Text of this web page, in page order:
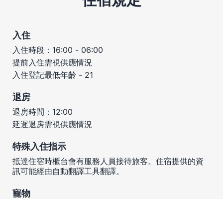
入住
入住時段：16:00 - 06:00
提前入住需視供應情況
入住登記最低年齡 - 21
退房
退房時間：12:00
延遲退房需視供應情況
特殊入住指示
抵達住宿時櫃台會有服務人員接待旅客。住宿提供的資
訊可能經由自動翻譯工具翻譯。
寵物